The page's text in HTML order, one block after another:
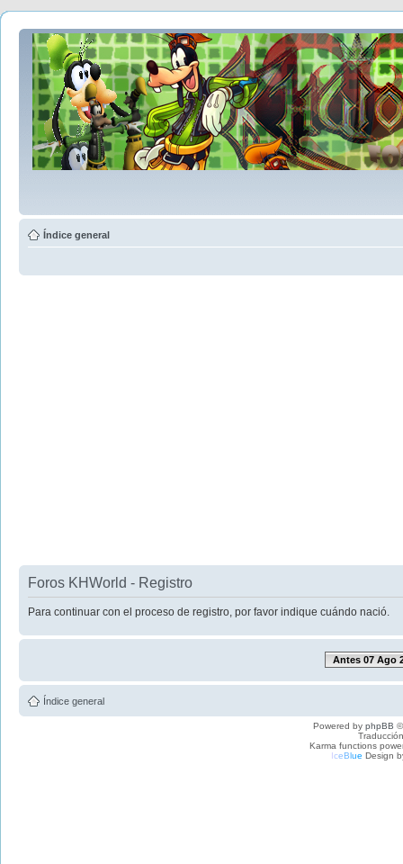
Índice general
Foros KHWorld - Registro
Para continuar con el proceso de registro, por favor indique cuándo nació.
Antes 07 Ago
Índice general
Powered by phpBB
Karma functions
IceBlue Design